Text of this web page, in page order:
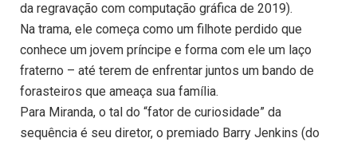
da regravação com computação gráfica de 2019).
Na trama, ele começa como um filhote perdido que
conhece um jovem príncipe e forma com ele um laço
fraterno – até terem de enfrentar juntos um bando de
forasteiros que ameaça sua família.
Para Miranda, o tal do “fator de curiosidade” da
sequência é seu diretor, o premiado Barry Jenkins (do